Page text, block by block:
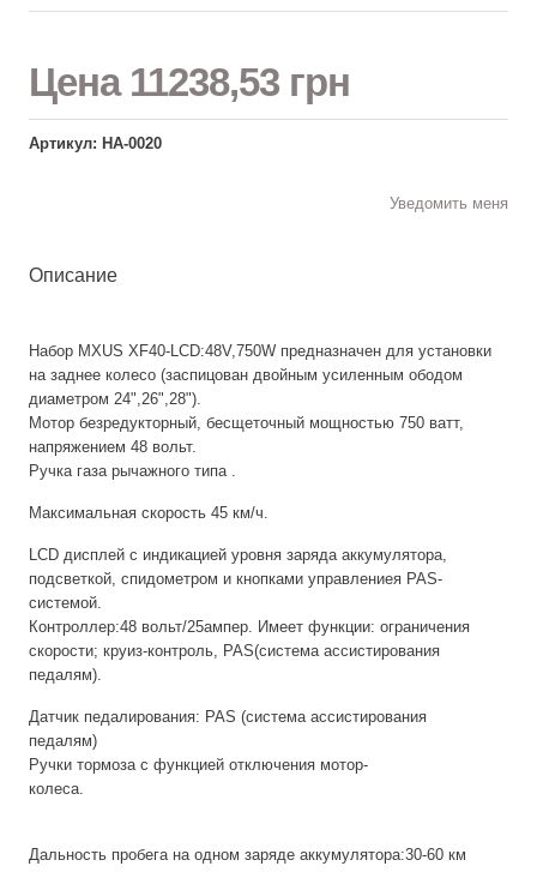
Цена 11238,53 грн
Артикул: НА-0020
Уведомить меня
Описание
Набор MXUS XF40-LСD:48V,750W предназначен для установки
на заднее колесо (заспицован двойным усиленным ободом
диаметром 24",26",28").
Мотор безредукторный, бесщеточный мощностью 750 ватт,
напряжением 48 вольт.
Ручка газа рычажного типа .
Максимальная скорость 45 км/ч.
LСD дисплей с индикацией уровня заряда аккумулятора,
подсветкой, спидометром и кнопками управлениея PAS-
системой.
Контроллер:48 вольт/25ампер. Имеет функции: ограничения
скорости; круиз-контроль, PAS(система ассистирования
Датчик педалирования: PAS (система ассистирования
педалям)
Ручки тормоза с функцией отключения мотор-
колеса.
Дальность пробега на одном заряде аккумулятора:30-60 км